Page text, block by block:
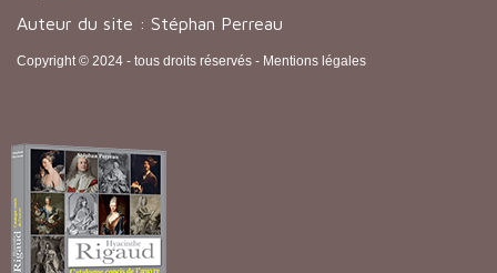
Auteur du site : Stéphan Perreau
Copyright © 2024 - tous droits réservés - Mentions légales